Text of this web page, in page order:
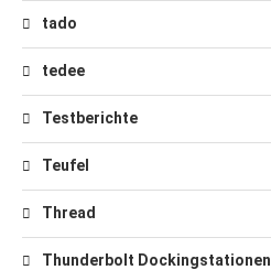
tado
tedee
Testberichte
Teufel
Thread
Thunderbolt Dockingstationen